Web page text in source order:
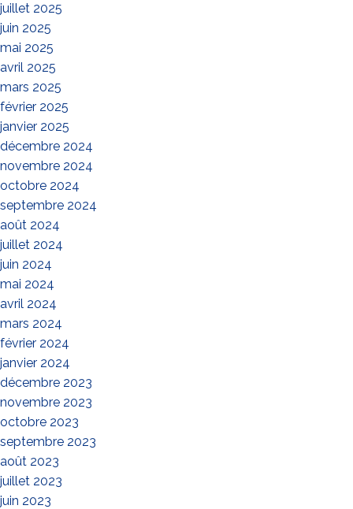
juillet 2025
juin 2025
mai 2025
avril 2025
mars 2025
février 2025
janvier 2025
décembre 2024
novembre 2024
octobre 2024
septembre 2024
août 2024
juillet 2024
juin 2024
mai 2024
avril 2024
mars 2024
février 2024
janvier 2024
décembre 2023
novembre 2023
octobre 2023
septembre 2023
août 2023
juillet 2023
juin 2023